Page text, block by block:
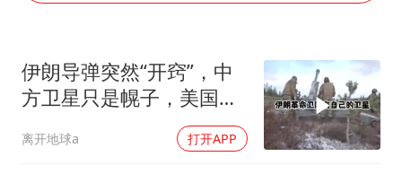
38岁演员求职万岁山NPC成功
我国外贸延续良好增长态势
胜宏科技：股票交易异常波动
夯实基础开新局
伊朗导弹突然“开窍”，中
方卫星只是幌子，美国真
离开地球a 打开APP